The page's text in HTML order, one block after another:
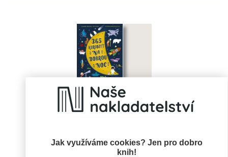
Jak využíváme cookies? Jen pro dobro
knih!
365 kuriozit na